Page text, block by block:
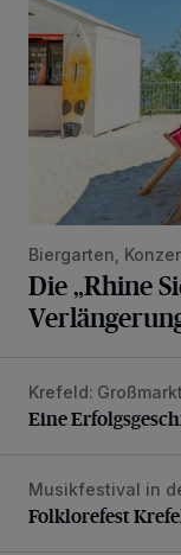
Biergarten,
Die „Rhine
Eine
Krefeld:
Eine
Folklorefest
Musikfestival in
Folklorefest